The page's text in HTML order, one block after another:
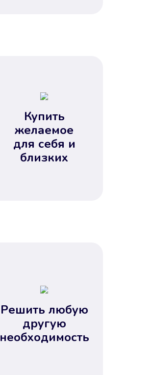
Купить
желаемое
для себя и
близких
Решить любую
другую
необходимость